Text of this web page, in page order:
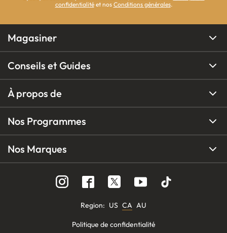
confidentialitéet nos Conditions générales.
Magasiner
Conseils et Guides
À propos de
Nos Programmes
Nos Marques
Region: US CA AU
Politique de confidentialité